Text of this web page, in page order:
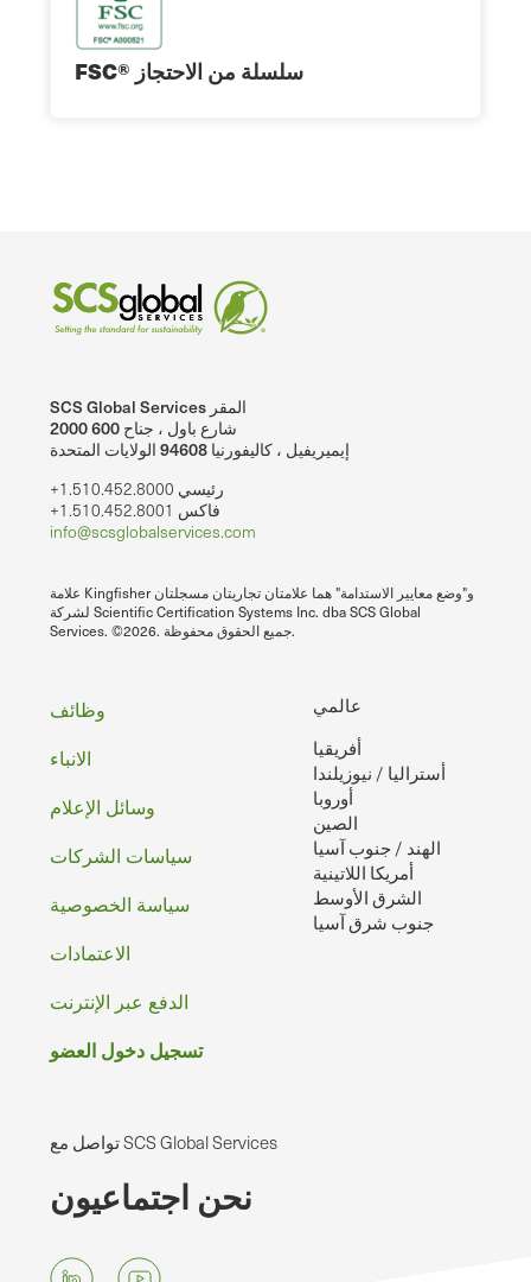
FSC® سلسلة من الاحتجاز
SCS Global Services المقر
2000 شارع باول ، جناح 600
إيميريفيل ، كاليفورنيا 94608 الولايات المتحدة
+1.510.452.8000 رئيسي
+1.510.452.8001 فاكس
info@scsglobalservices.com
علامة Kingfisher و"وضع معايير الاستدامة" هما علامتان تجاريتان مسجلتان
لشركة Scientific Certification Systems Inc. dba SCS Global
Services. ©2026. جميع الحقوق محفوظة.
عالمي
أفريقيا
أستراليا / نيوزيلندا
أوروبا
الصين
الهند / جنوب آسيا
أمريكا اللاتينية
الشرق الأوسط
جنوب شرق آسيا
تذييل
الصفحه
وظائف
الانباء
وسائل الإعلام
سياسات الشركات
سياسة الخصوصية
الاعتمادات
الدفع عبر الإنترنت
تسجيل دخول العضو
تواصل مع SCS Global Services
نحن اجتماعيون